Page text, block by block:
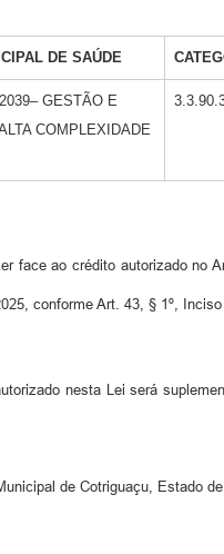
DE SAÚDE
GESTÃO E
COMPLEXIDADE
face ao crédito autorizado no
conforme Art. 43, § 1º,
nesta Lei será
de Cotriguaçu, Estado